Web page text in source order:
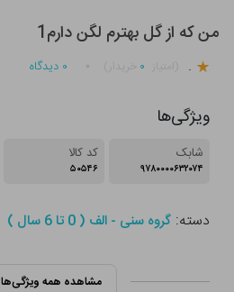
من که از گل بهترم لگن دارم1
. ۰ ۰ دیدگاه
ویژگی‌ها
شابک
۹۷۸۰۰۰۰۶۳۲۰۷۴
کد کالا
۵۰۵۴۶
دسته:گروه سنی - الف ( 0 تا 6 سال )
مشاهده همه ویژگی‌ها